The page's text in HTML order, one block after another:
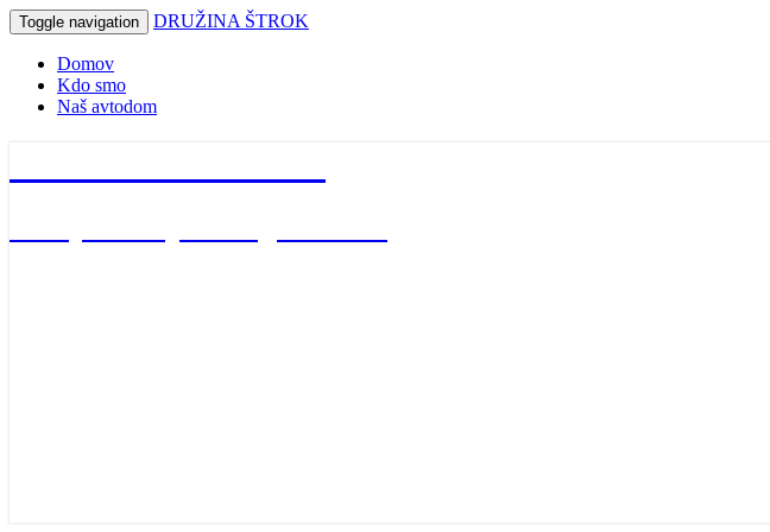
Toggle navigation DRUŽINA ŠTROK
Domov
Kdo smo
Naš avtodom